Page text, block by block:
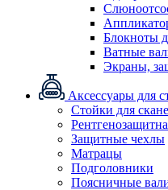
Блокноты
Ватные
Экраны,
Аксессуары для
Стойки для
Защитные чехлы
Матрацы
Подголовники
Поясничные